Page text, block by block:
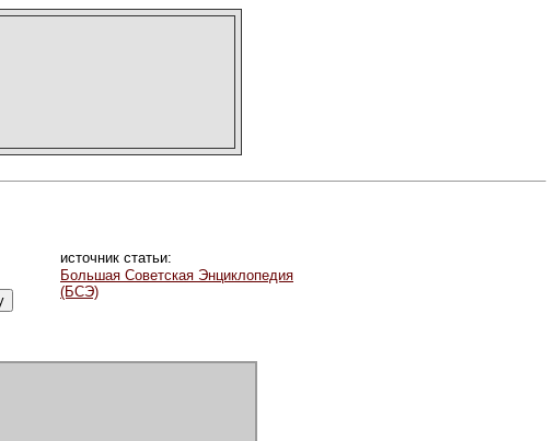
источник статьи:
Большая Советская Энциклопедия
(БСЭ)